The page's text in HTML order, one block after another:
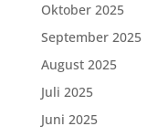
Oktober 2025
September 2025
August 2025
Juli 2025
Juni 2025